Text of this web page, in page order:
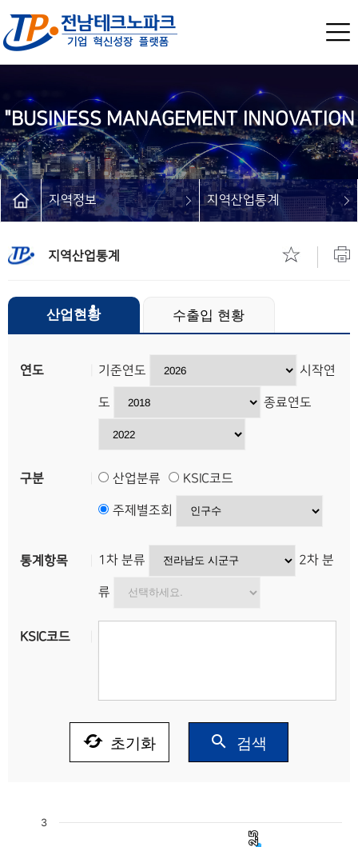
"BUSINESS MANAGEMENT INNOVATION
지역정보 지역산업통계
지역산업통계
산업현황 수출입 현황
연도 기준연도 시작연
도 종료연도
구분 산업분류 산
업
목
택
KSIC코드
주제별조회
통계항목 1차 분류 2차 분
류
KSIC코드
cached 초기화 search 검색
Chart
2.5
2.5
3